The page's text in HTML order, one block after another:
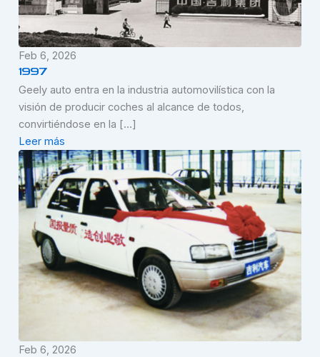
Feb 6, 2026
1997
Geely auto entra en la industria automovilística con la
visión de producir coches al alcance de todos,
convirtiéndose en la […]
Leer más
Feb 6, 2026